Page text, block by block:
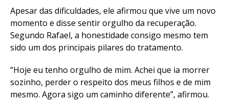
Apesar das dificuldades, ele afirmou que vive um novo
momento e disse sentir orgulho da recuperação.
Segundo Rafael, a honestidade consigo mesmo tem
sido um dos principais pilares do tratamento.
“Hoje eu tenho orgulho de mim. Achei que ia morrer
sozinho, perder o respeito dos meus filhos e de mim
mesmo. Agora sigo um caminho diferente”, afirmou.